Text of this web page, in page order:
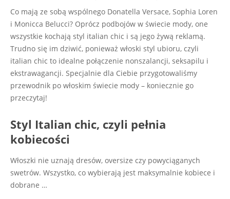
Co mają ze sobą wspólnego Donatella Versace, Sophia Loren
i Monicca Belucci? Oprócz podbojów w świecie mody, one
wszystkie kochają styl italian chic i są jego żywą reklamą.
Trudno się im dziwić, ponieważ włoski styl ubioru, czyli
italian chic to idealne połączenie nonszalancji, seksapilu i
ekstrawagancji. Specjalnie dla Ciebie przygotowaliśmy
przewodnik po włoskim świecie mody – koniecznie go
przeczytaj!
Styl Italian chic, czyli pełnia
kobiecości
Włoszki nie uznają dresów, oversize czy powyciąganych
swetrów. Wszystko, co wybierają jest maksymalnie kobiece i
dobrane …